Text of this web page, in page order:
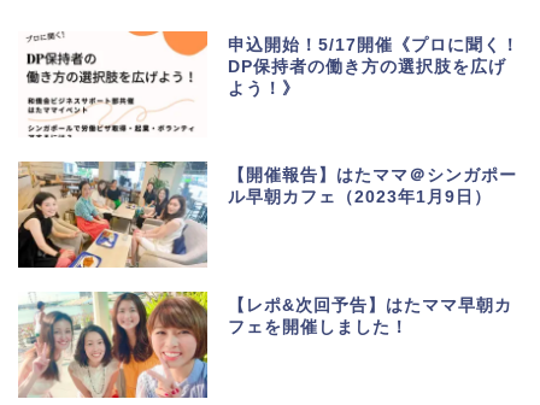
申込開始！5/17開催《プロに聞く！
DP保持者の働き方の選択肢を広げ
よう！》
【開催報告】はたママ＠シンガポー
ル早朝カフェ（2023年1月9日）
【レポ&次回予告】はたママ早朝カ
フェを開催しました！